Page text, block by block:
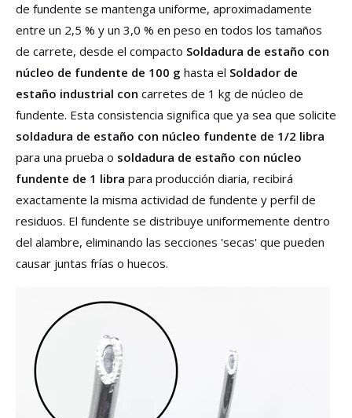
de fundente se mantenga uniforme, aproximadamente
entre un 2,5 % y un 3,0 % en peso en todos los tamaños
de carrete, desde el compacto Soldadura de estaño con
núcleo de fundente de 100 g hasta el Soldador de
estaño industrial con carretes de 1 kg de núcleo de
fundente. Esta consistencia significa que ya sea que solicite
soldadura de estaño con núcleo fundente de 1/2 libra
para una prueba o soldadura de estaño con núcleo
fundente de 1 libra para producción diaria, recibirá
exactamente la misma actividad de fundente y perfil de
residuos. El fundente se distribuye uniformemente dentro
del alambre, eliminando las secciones 'secas' que pueden
causar juntas frías o huecos.